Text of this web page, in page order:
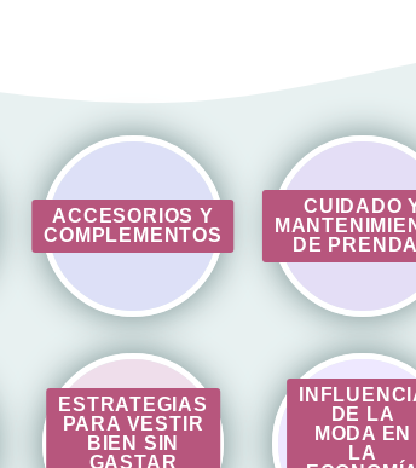
ACCESORIOS Y
COMPLEMENTOS
CUIDADO
DE
ESTRATEGIAS
PARA VESTIR
BIEN SIN
GASTAR
DE LA
MODA EN
LA